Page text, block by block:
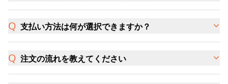
支払い方法は何が選択できますか？
注文の流れを教えてください